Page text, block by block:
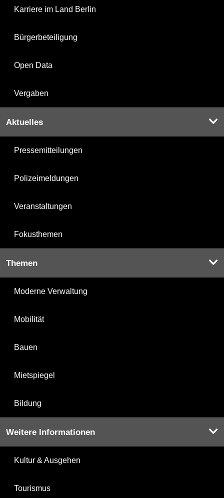
Karriere im Land Berlin
Bürgerbeteiligung
Open Data
Vergaben
Aktuelles
Pressemitteilungen
Polizeimeldungen
Veranstaltungen
Fokusthemen
Themen
Moderne Verwaltung
Mobilität
Bauen
Mietspiegel
Bildung
Weitere Informationen
Kultur & Ausgehen
Tourismus